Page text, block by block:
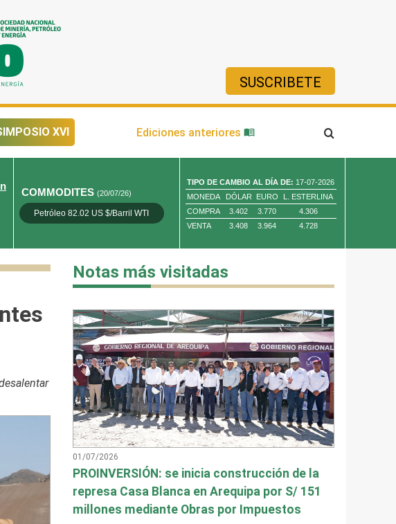
SUSCRIBETE
XVI Ediciones anteriores
COMMODITES(20/07/26)
Petróleo 82.02 US $/Barril WTI Oro 4,010.80 US $/ Oz. Tr.
TIPO DE CAMBIO AL DÍA DE: 17-07-2026
MONEDA
DÓLAR EURO
L. ESTERLINA
COMPRA
3.402 3.770
4.306
VENTA
3.408 3.964 4.728
Notas más visitadas
01/07/2026
PROINVERSIÓN: se inicia construcción de la
represa Casa Blanca en Arequipa por S/ 151
millones mediante Obras por Impuestos